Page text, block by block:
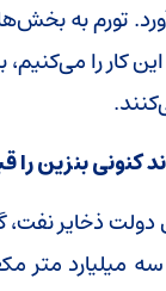
تورم به
کار را
کنونی بنزین را
ذخایر نفت‌،
میلیارد متر